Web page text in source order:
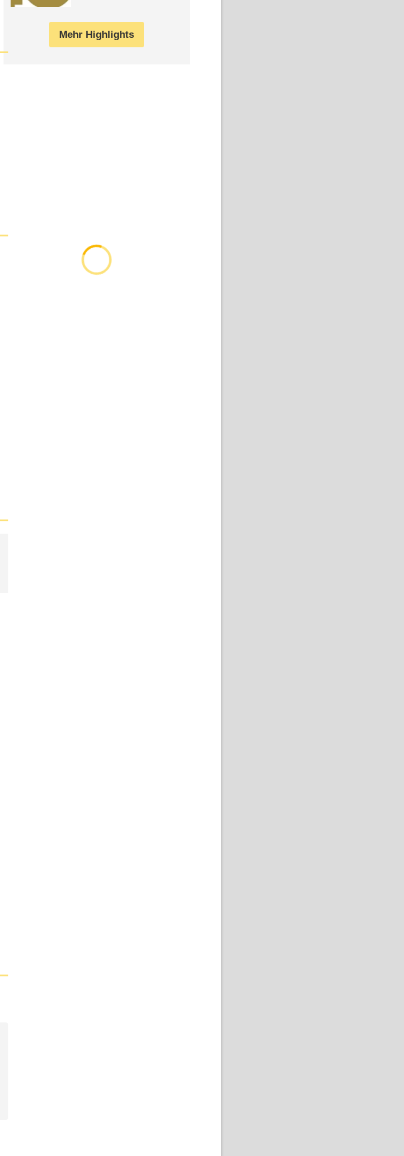
Mehr Highlights